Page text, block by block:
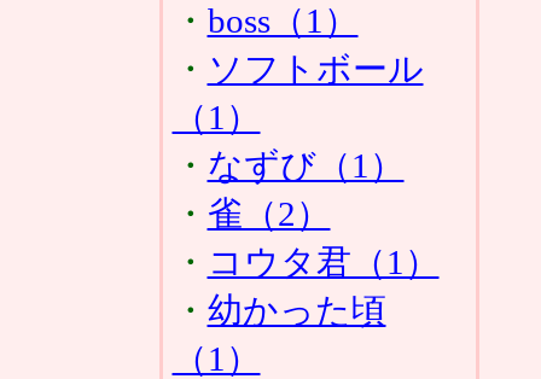
・ boss（1）
・ ソフトボール
（1）
・ なずび（1）
・ 雀（2）
・ コウタ君（1）
・ 幼かった頃
（1）